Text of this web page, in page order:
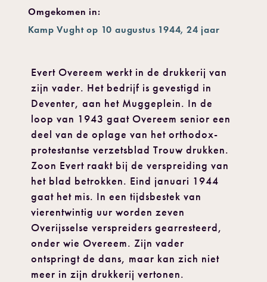
Omgekomen in:
Kamp Vught op 10 augustus 1944, 24 jaar
Evert Overeem werkt in de drukkerij van
zijn vader. Het bedrijf is gevestigd in
Deventer, aan het Muggeplein. In de
loop van 1943 gaat Overeem senior een
deel van de oplage van het orthodox-
protestantse verzetsblad Trouw drukken.
Zoon Evert raakt bij de verspreiding van
het blad betrokken. Eind januari 1944
gaat het mis. In een tijdsbestek van
vierentwintig uur worden zeven
Overijsselse verspreiders gearresteerd,
onder wie Overeem. Zijn vader
ontspringt de dans, maar kan zich niet
meer in zijn drukkerij vertonen.